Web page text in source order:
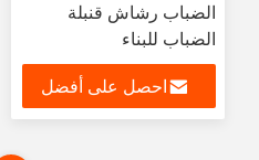
الضباب رشاش قنبلة
الضباب للبناء
احصل على أفضل